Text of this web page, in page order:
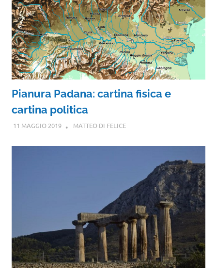
Pianura Padana: cartina fisica e
cartina politica
11 MAGGIO 2019 MATTEO DI FELICE